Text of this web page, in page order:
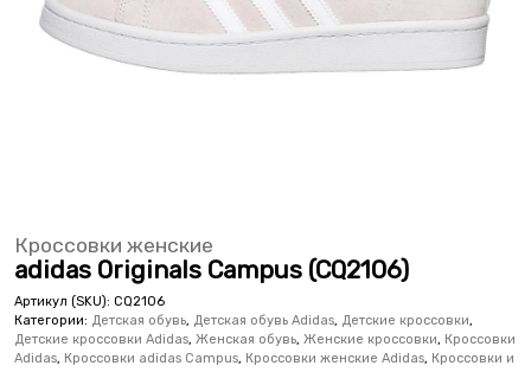
Кроссовки женские
adidas Originals Campus (CQ2106)
Артикул (SKU): CQ2106
Категории: Детская обувь, Детская обувь Adidas, Детские кроссовки,
Детские кроссовки Adidas, Женская обувь, Женские кроссовки, Кроссовки
Adidas, Кроссовки adidas Campus, Кроссовки женские Adidas, Кроссовки и